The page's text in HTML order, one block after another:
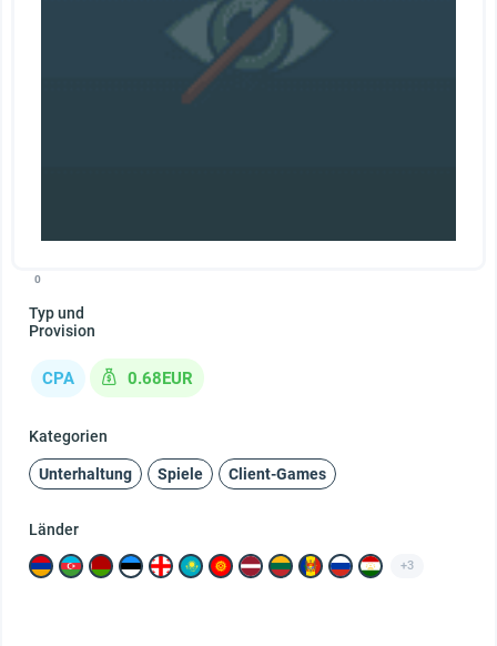
0
Typ und
Provision
CPA 0.68EUR
Kategorien
Unterhaltung Spiele Client-Games
Länder
+3